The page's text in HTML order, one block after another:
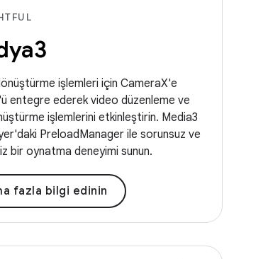
işlemleri için CameraX'e
entegre ederek video düzenleme ve
işlemlerini etkinleştirin. Media3
PreloadManager ile sorunsuz ve
bir oynatma deneyimi sunun.
fazla bilgi edinin